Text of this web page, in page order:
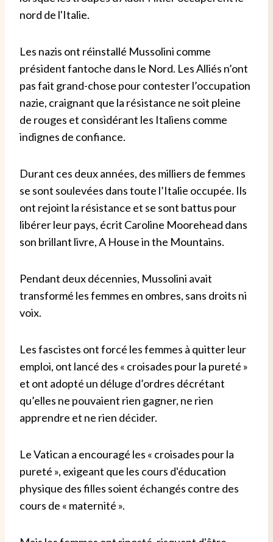
nord de l'Italie.
Les nazis ont réinstallé Mussolini comme
président fantoche dans le Nord. Les Alliés n’ont
pas fait grand-chose pour contester l’occupation
nazie, craignant que la résistance ne soit pleine
de rouges et considérant les Italiens comme
indignes de confiance.
Durant ces deux années, des milliers de femmes
se sont soulevées dans toute l’Italie occupée. Ils
ont rejoint la résistance et se sont battus pour
libérer leur pays, écrit Caroline Moorehead dans
son brillant livre, A House in the Mountains.
Pendant deux décennies, Mussolini avait
transformé les femmes en ombres, sans droits ni
voix.
Les fascistes ont forcé les femmes à quitter leur
emploi, ont lancé des « croisades pour la pureté »
et ont adopté un déluge d’ordres décrétant
qu’elles ne pouvaient rien gagner, ne rien
apprendre et ne rien décider.
Le Vatican a encouragé les « croisades pour la
pureté », exigeant que les cours d'éducation
physique des filles soient échangés contre des
cours de « maternité ».